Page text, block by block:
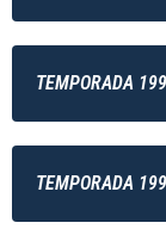
TEMPORADA
TEMPORADA